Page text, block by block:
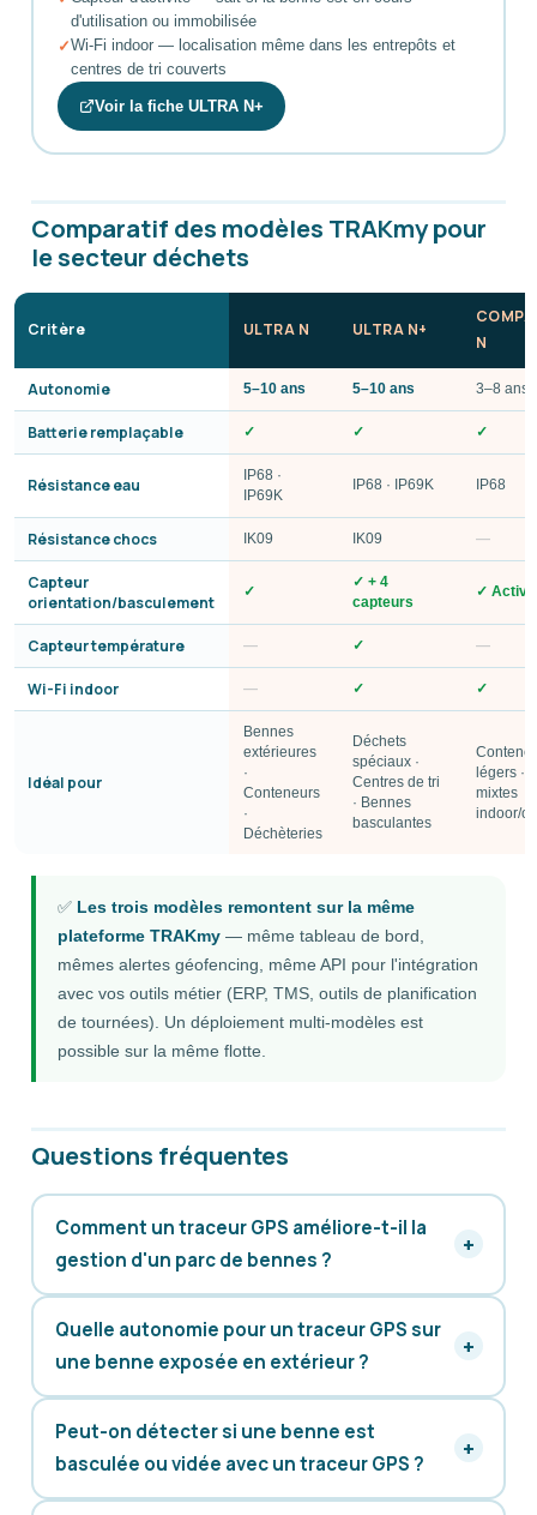
d'utilisation ou immobilisée
Wi-Fi indoor — localisation même dans les entrepôts et
centres de tri couverts
Voir la fiche ULTRA N+
Comparatif des modèles TRAKmy pour
le secteur déchets
Critère ULTRA N ULTRA N+
N
Autonomie 5–10 ans 5–10 ans 3–8 ans
Batterie remplaçable ✓ ✓ ✓
Résistance eau
IP68 ·
IP69K
IP68 · IP69K IP68
Résistance chocs IK09 IK09 —
Capteur
orientation/basculement
✓
✓ + 4
capteurs
✓
Capteur température — ✓ —
Wi-Fi indoor — ✓ ✓
Idéal pour
Bennes
extérieures
·
Conteneurs
·
Déchèteries
Déchets
spéciaux ·
Centres de tri
· Bennes
basculantes
légers ·
mixtes
indoor/
✅ Les trois modèles remontent sur la même
plateforme TRAKmy — même tableau de bord,
mêmes alertes géofencing, même API pour l'intégration
avec vos outils métier (ERP, TMS, outils de planification
de tournées). Un déploiement multi-modèles est
possible sur la même flotte.
Questions fréquentes
Comment un traceur GPS améliore-t-il la
gestion d'un parc de bennes ?
Quelle autonomie pour un traceur GPS sur
une benne exposée en extérieur ?
Peut-on détecter si une benne est
basculée ou vidée avec un traceur GPS ?